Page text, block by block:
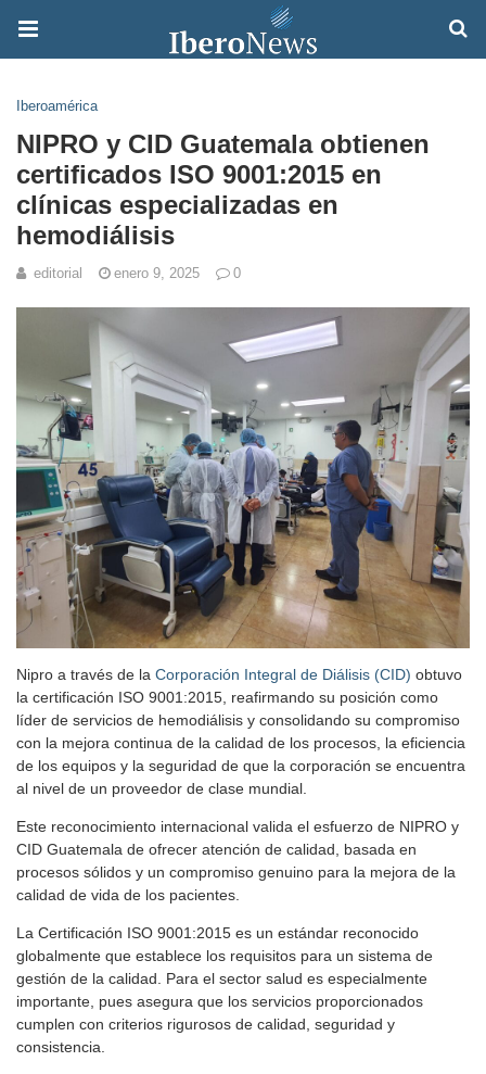
Iberoamérica
NIPRO y CID Guatemala obtienen
certificados ISO 9001:2015 en
clínicas especializadas en
hemodiálisis
editorial enero 9, 2025 0
Nipro a través de la Corporación Integral de Diálisis (CID) obtuvo
la certificación ISO 9001:2015, reafirmando su posición como
líder de servicios de hemodiálisis y consolidando su compromiso
con la mejora continua de la calidad de los procesos, la eficiencia
de los equipos y la seguridad de que la corporación se encuentra
al nivel de un proveedor de clase mundial.
Este reconocimiento internacional valida el esfuerzo de NIPRO y
CID Guatemala de ofrecer atención de calidad, basada en
procesos sólidos y un compromiso genuino para la mejora de la
calidad de vida de los pacientes.
La Certificación ISO 9001:2015 es un estándar reconocido
globalmente que establece los requisitos para un sistema de
gestión de la calidad. Para el sector salud es especialmente
importante, pues asegura que los servicios proporcionados
cumplen con criterios rigurosos de calidad, seguridad y
consistencia.